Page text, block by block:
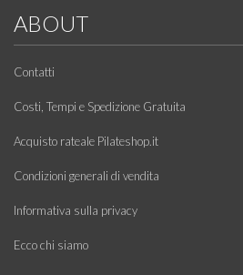
ABOUT
Contatti
Costi, Tempi e Spedizione Gratuita
Acquisto rateale Pilateshop.it
Condizioni generali di vendita
Informativa sulla privacy
Ecco chi siamo